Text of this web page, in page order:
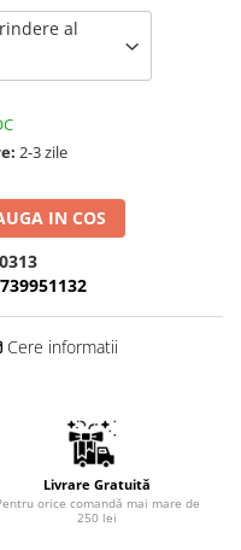
al
2-3 zile
IN COS
Cere informatii
Livrare Gratuită
orice comandă mai mare de
250 lei